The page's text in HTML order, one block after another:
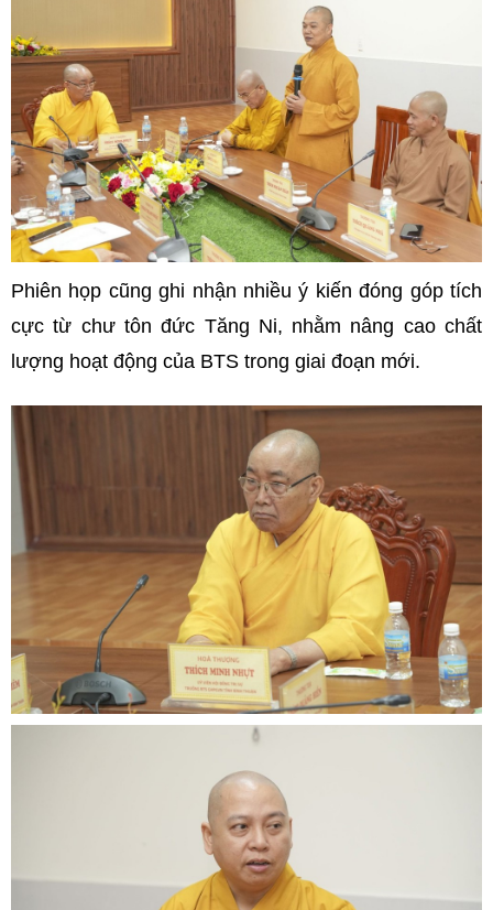
Phiên họp cũng ghi nhận nhiều ý kiến đóng góp tích
cực từ chư tôn đức Tăng Ni, nhằm nâng cao chất
lượng hoạt động của BTS trong giai đoạn mới.